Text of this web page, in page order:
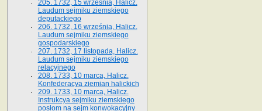
205. 1732, 15 września, Halicz.
Laudum sejmiku ziemskiego
deputackiego
206. 1732, 16 września, Halicz.
Laudum sejmiku ziemskiego
gospodarskiego
207. 1732, 17 listopada, Halicz.
Laudum sejmiku ziemskiego
relacyjnego
208. 1733, 10 marca, Halicz.
Konfederacya ziemian halickich­
209. 1733, 10 marca, Halicz.
Instrukcya sejmiku ziemskiego
posłom na sejm konwokacyjny